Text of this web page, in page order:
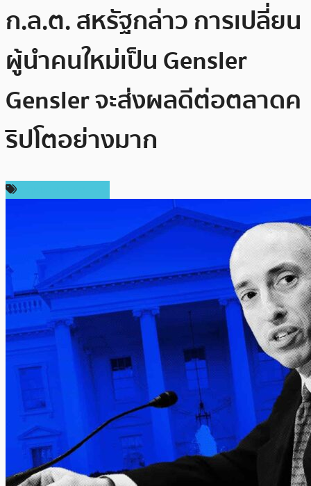
ก.ล.ต. สหรัฐกล่าว การเปลี่ยน
ผู้นำคนใหม่เป็น Gensler
Gensler จะส่งผลดีต่อตลาดค
ริปโตอย่างมาก